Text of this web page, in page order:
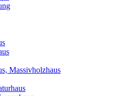
Massivholzhaus